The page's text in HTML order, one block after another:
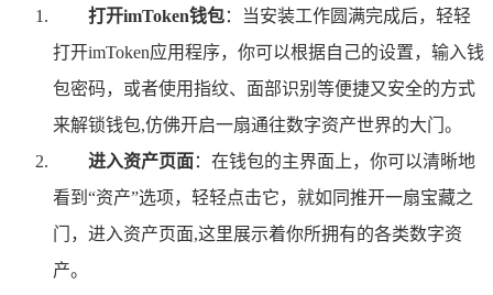
打开imToken钱包：当安装工作圆满完成后，轻轻
打开imToken应用程序，你可以根据自己的设置，输入钱
包密码，或者使用指纹、面部识别等便捷又安全的方式
来解锁钱包,仿佛开启一扇通往数字资产世界的大门。
进入资产页面：在钱包的主界面上，你可以清晰地
看到“资产”选项，轻轻点击它，就如同推开一扇宝藏之
门，进入资产页面,这里展示着你所拥有的各类数字资
产。